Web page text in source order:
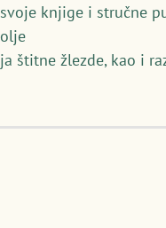
knjige i stručne
štitne žlezde, kao i